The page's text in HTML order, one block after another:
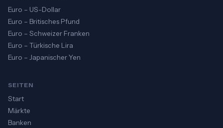
Euro – US-Dollar
Euro – Britisches Pfund
Euro – Schweizer Franken
Euro – Türkische Lira
Euro – Japanischer Yen
SEITEN
Start
Märkte
Banken